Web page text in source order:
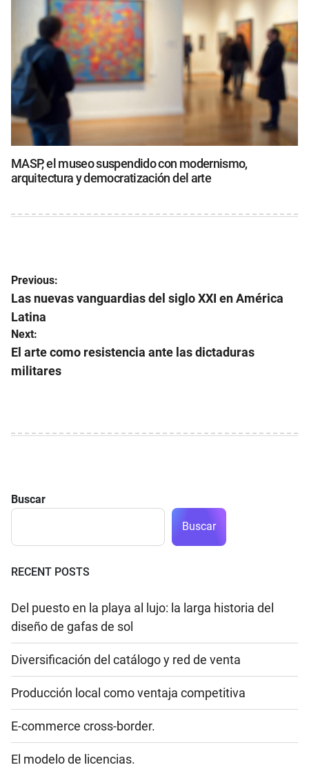
MASP, el museo suspendido con modernismo,
arquitectura y democratización del arte
Navegación
de
entradas
Previous:
Las nuevas vanguardias del siglo XXI en América
Latina
Next:
El arte como resistencia ante las dictaduras
militares
Buscar
Buscar
RECENT POSTS
Del puesto en la playa al lujo: la larga historia del
diseño de gafas de sol
Diversificación del catálogo y red de venta
Producción local como ventaja competitiva
E-commerce cross-border.
El modelo de licencias.